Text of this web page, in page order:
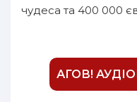
чудеса та 400 000
АГОВ!